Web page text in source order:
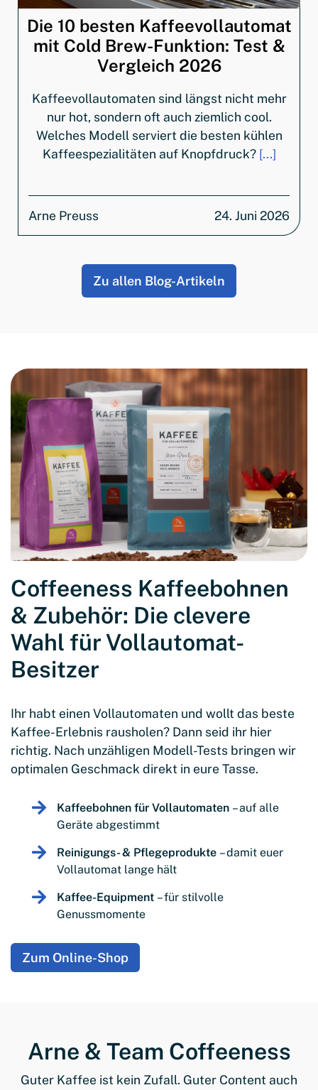
Die 10 besten Kaffeevollautomat
mit Cold Brew-Funktion: Test &
Vergleich 2026
Kaffeevollautomaten sind längst nicht mehr
nur hot, sondern oft auch ziemlich cool.
Welches Modell serviert die besten kühlen
Kaffeespezialitäten auf Knopfdruck?[...]
Arne Preuss 24. Juni 2026
Zu allen Blog-Artikeln
Coffeeness Kaffeebohnen
& Zubehör: Die clevere
Wahl für Vollautomat-
Besitzer
Ihr habt einen Vollautomaten und wollt das beste
Kaffee-Erlebnis rausholen? Dann seid ihr hier
richtig. Nach unzähligen Modell-Tests bringen wir
optimalen Geschmack direkt in eure Tasse.
Kaffeebohnen für Vollautomaten – auf alle
Geräte abgestimmt
Reinigungs- & Pflegeprodukte – damit euer
Vollautomat lange hält
Kaffee-Equipment – für stilvolle
Genussmomente
Zum Online-Shop
Arne & Team Coffeeness
Guter Kaffee ist kein Zufall. Guter Content auch